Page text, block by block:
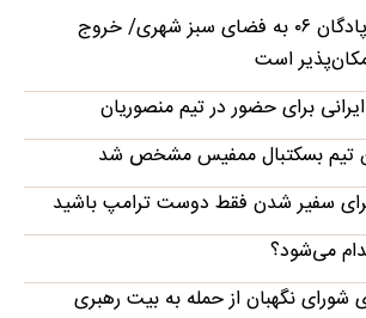
تبدیل بخشی از پادگان ۰۶ به فضای سبز شهری/ خروج
است
برای حضور در تیم منصوریان
تیم بسکتبال ممفیس مشخص شد
سفیر شدن فقط دوست ترامپ باشید
می‌شود؟
نگهبان از حمله به بیت رهبری